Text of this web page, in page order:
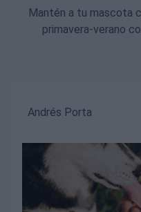
Mantén a tu mascota
primavera-verano
Andrés Porta